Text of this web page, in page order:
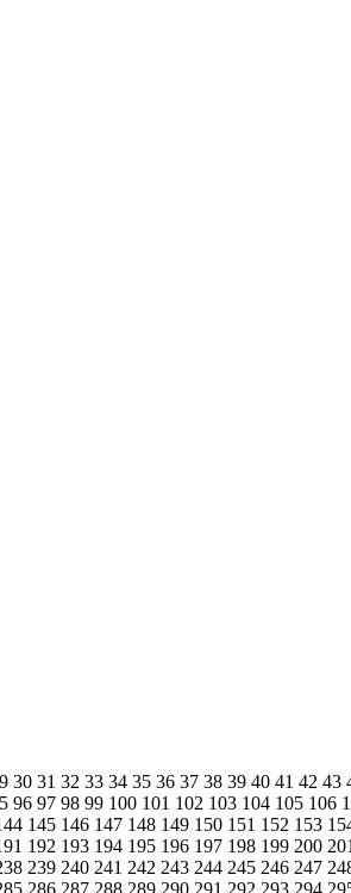
30 31 32 33 34 35 36 37 38 39 40 41 42 43
96 97 98 99 100 101 102 103 104 105 106
145 146 147 148 149 150 151 152 153
192 193 194 195 196 197 198 199 200 201
239 240 241 242 243 244 245 246 247
286 287 288 289 290 291 292 293 294